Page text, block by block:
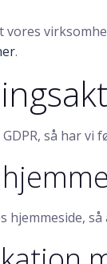
vores
.
så har
hjemmeside,